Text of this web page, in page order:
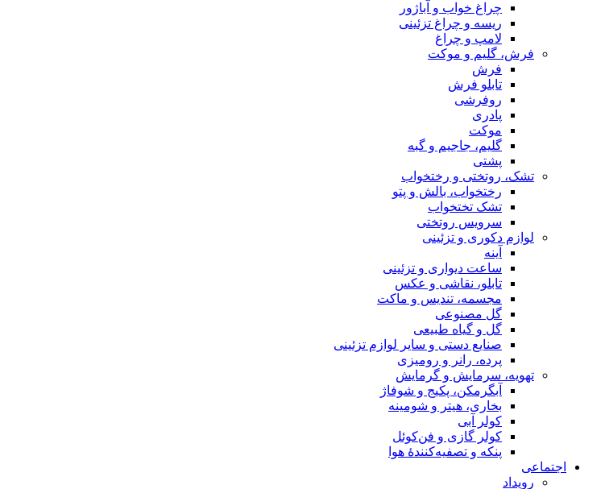
چراغ خواب و آباژور
ریسه و چراغ تزئینی
لامپ و چراغ
فرش، گلیم و موکت
فرش
تابلو فرش
روفرشی
پادری
موکت
گلیم، جاجیم و گبه
پشتی
تشک، روتختی و رختخواب
رختخواب، بالش و پتو
تشک تختخواب
سرویس روتختی
لوازم دکوری و تزئینی
آینه
ساعت دیواری و تزئینی
تابلو، نقاشی و عکس
مجسمه، تندیس و ماکت
گل مصنوعی
گل و گیاه طبیعی
صنایع دستی و سایر لوازم تزئینی
پرده، رانر و رومیزی
تهویه، سرمایش و گرمایش
آبگرمکن، پکیج و شوفاژ
بخاری، هیتر و شومینه
کولر آبی
کولر گازی و فن‌کوئل
پنکه و تصفیه‌کنندهٔ هوا
اجتماعی
رویداد